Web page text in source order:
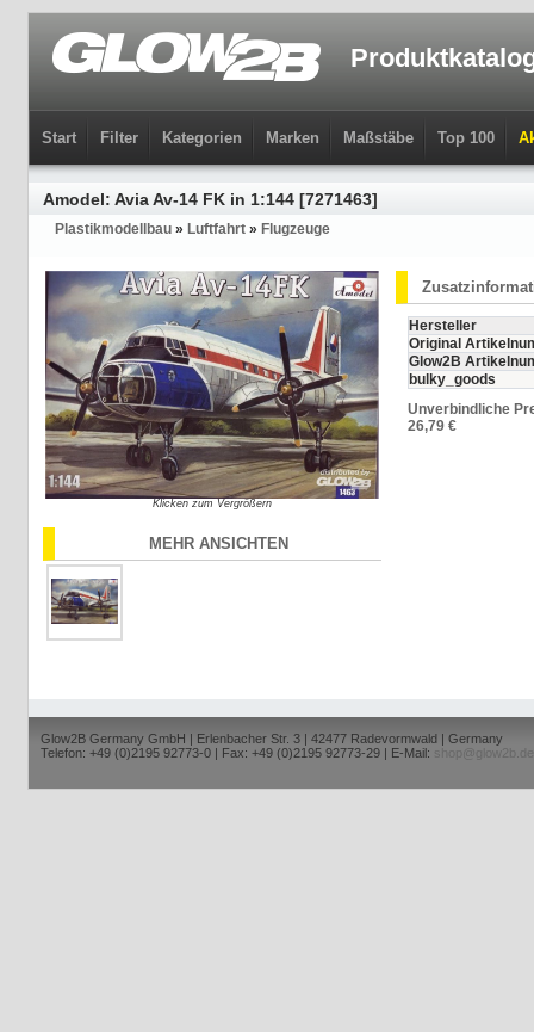
Start Filter Kategorien Marken Maßstäbe Top 100
Amodel: Avia Av-14 FK in 1:144 [7271463]
Plastikmodellbau » Luftfahrt » Flugzeuge
Klicken zum Vergrößern
MEHR ANSICHTEN
Hersteller
Original
Glow2B
bulky_goods
Unverbindliche
26,79 €
Glow2B Germany GmbH | Erlenbacher Str. 3 | 42477 Radevormwald | Germany
Telefon: +49 (0)2195 92773-0 | Fax: +49 (0)2195 92773-29 | E-Mail:
shop@glow2b.de